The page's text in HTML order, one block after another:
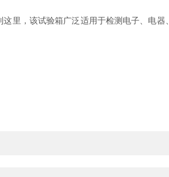
，该试验箱广泛适用于检测电子、电